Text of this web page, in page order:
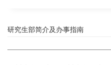
研究生部简介及办事指南